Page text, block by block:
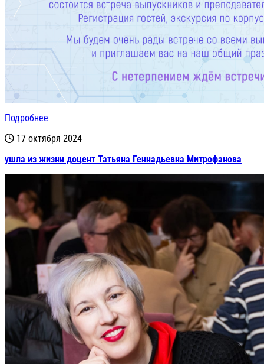
Подробнее
17 октября 2024
ушла из жизни доцент Татьяна Геннадьевна Митрофанова